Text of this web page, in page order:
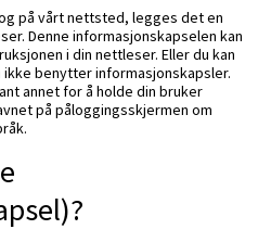
på vårt nettsted, legges det en
Denne informasjonskapselen kan
i din nettleser. Eller du kan
benytter informasjonskapsler.
annet for å holde din bruker
på påloggingsskjermen om